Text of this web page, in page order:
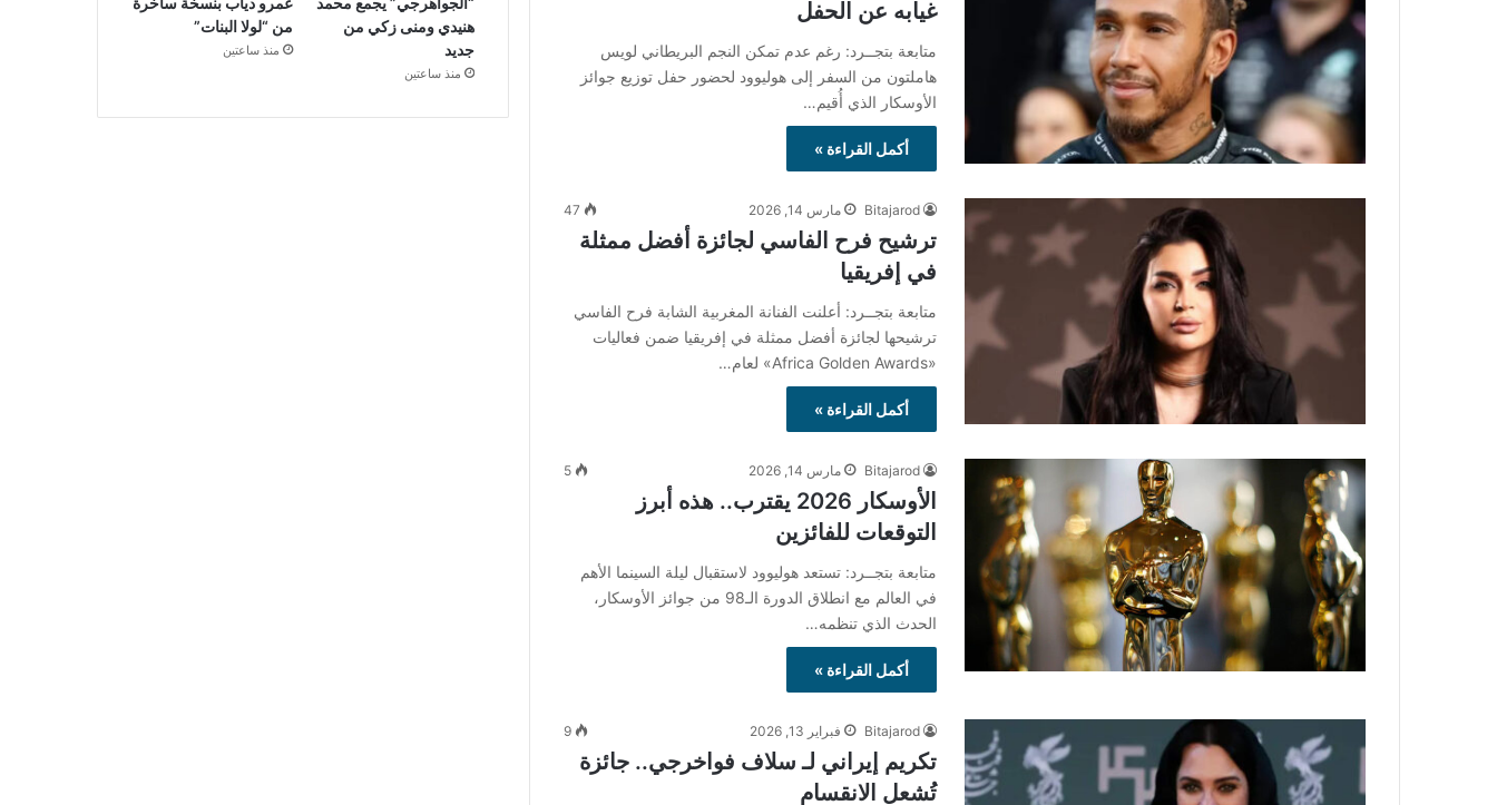
غيابه عن الحفل
متابعة بتجــرد: رغم عدم تمكن النجم البريطاني لويس
هاملتون من السفر إلى هوليوود لحضور حفل توزيع جوائز
الأوسكار الذي أُقيم…
أكمل القراءة »
Bitajarod مارس 14, 2026 47
ترشيح فرح الفاسي لجائزة أفضل ممثلة
في إفريقيا
متابعة بتجــرد: أعلنت الفنانة المغربية الشابة فرح الفاسي
ترشيحها لجائزة أفضل ممثلة في إفريقيا ضمن فعاليات
«Africa Golden Awards» لعام…
أكمل القراءة »
Bitajarod مارس 14, 2026 5
الأوسكار 2026 يقترب.. هذه أبرز
التوقعات للفائزين
متابعة بتجــرد: تستعد هوليوود لاستقبال ليلة السينما الأهم
في العالم مع انطلاق الدورة الـ98 من جوائز الأوسكار،
الحدث الذي تنظمه…
أكمل القراءة »
Bitajarod فبراير 13, 2026 9
تكريم إيراني لـ سلاف فواخرجي.. جائزة
تُشعل الانقسام
هنيدي ومنى زكي من
جديد
منذ ساعتين
من “لولا البنات”
منذ ساعتين